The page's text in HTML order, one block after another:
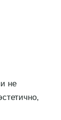
не